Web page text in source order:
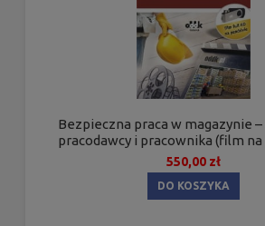
Bezpieczna praca w magazynie
pracodawcy i pracownika (film
550,00 zł
DO KOSZYKA